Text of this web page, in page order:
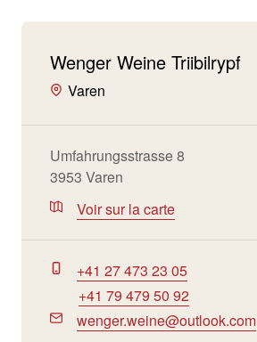
Wenger Weine Triibilrypf
Varen
Umfahrungsstrasse 8
3953 Varen
Voir sur la carte
+41 27 473 23 05
+41 79 479 50 92
wenger.weine@outlook.com